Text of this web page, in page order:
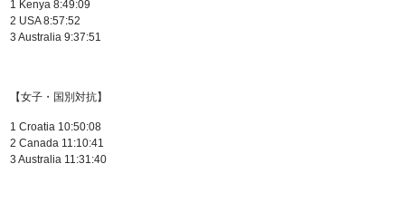
1 Kenya 8:49:09
2 USA 8:57:52
3 Australia 9:37:51
【女子・国別対抗】
1 Croatia 10:50:08
2 Canada 11:10:41
3 Australia 11:31:40